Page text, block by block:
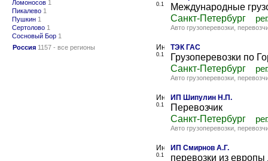
Ломоносов 1
Пикалево 1
Пушкин 1
Сертолово 1
Сосновый Бор 1
Россия 1157 - все регионы
0.1
Международные
Санкт-Петербург
Авто грузоперевозки,
0.1
ТЭК ГАС
Грузоперевозки по
Санкт-Петербург
Авто грузоперевозки,
0.1
ИП Шипулин Н.П.
Перевозчик
Санкт-Петербург
Авто грузоперевозки,
0.1
ИП Смирнов А.Г.
перевозки из